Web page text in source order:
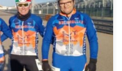
a la carrera benéfica en
de Alzheimer y otras
en el circuito de Motorland
cada año se dan cita los